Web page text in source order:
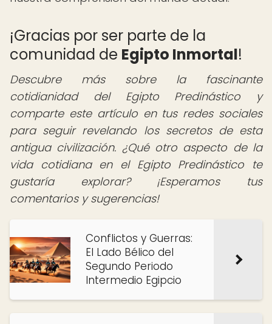
¡Gracias por ser parte de la
comunidad de Egipto Inmortal!
Descubre más sobre la fascinante
cotidianidad del Egipto Predinástico y
comparte este artículo en tus redes sociales
para seguir revelando los secretos de esta
antigua civilización. ¿Qué otro aspecto de la
vida cotidiana en el Egipto Predinástico te
gustaría explorar? ¡Esperamos tus
comentarios y sugerencias!
Conflictos y Guerras:
El Lado Bélico del
Segundo Periodo
Intermedio Egipcio